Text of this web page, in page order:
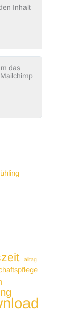
Inhalt
das
alltag